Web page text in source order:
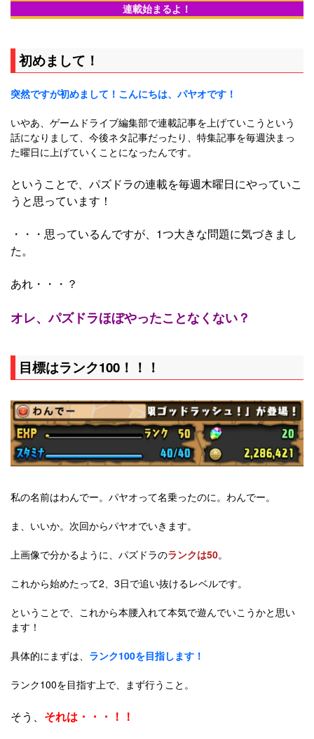
連載始まるよ！
初めまして！
突然ですが初めまして！こんにちは、パヤオです！
いやあ、ゲームドライブ編集部で連載記事を上げていこうという
話になりまして、今後ネタ記事だったり、特集記事を毎週決まっ
た曜日に上げていくことになったんです。
ということで、パズドラの連載を毎週木曜日にやっていこ
うと思っています！
・・・思っているんですが、1つ大きな問題に気づきまし
た。
あれ・・・？
オレ、パズドラほぼやったことなくない？
目標はランク100！！！
私の名前はわんでー。パヤオって名乗ったのに。わんでー。
ま、いいか。次回からパヤオでいきます。
上画像で分かるように、パズドラのランクは50。
これから始めたって2、3日で追い抜けるレベルです。
ということで、これから本腰入れて本気で遊んでいこうかと思い
ます！
具体的にまずは、 ランク100を目指します！
ランク100を目指す上で、まず行うこと。
そう、 それは・・・！！